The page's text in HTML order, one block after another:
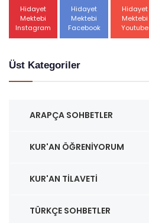
Hidayet
Mektebi
Instagram
Hidayet
Mektebi
Facebook
Hidayet
Mektebi
Youtube
Üst Kategoriler
ARAPÇA SOHBETLER
KUR'AN ÖĞRENIYORUM
KUR'AN TILAVETI
TÜRKÇE SOHBETLER